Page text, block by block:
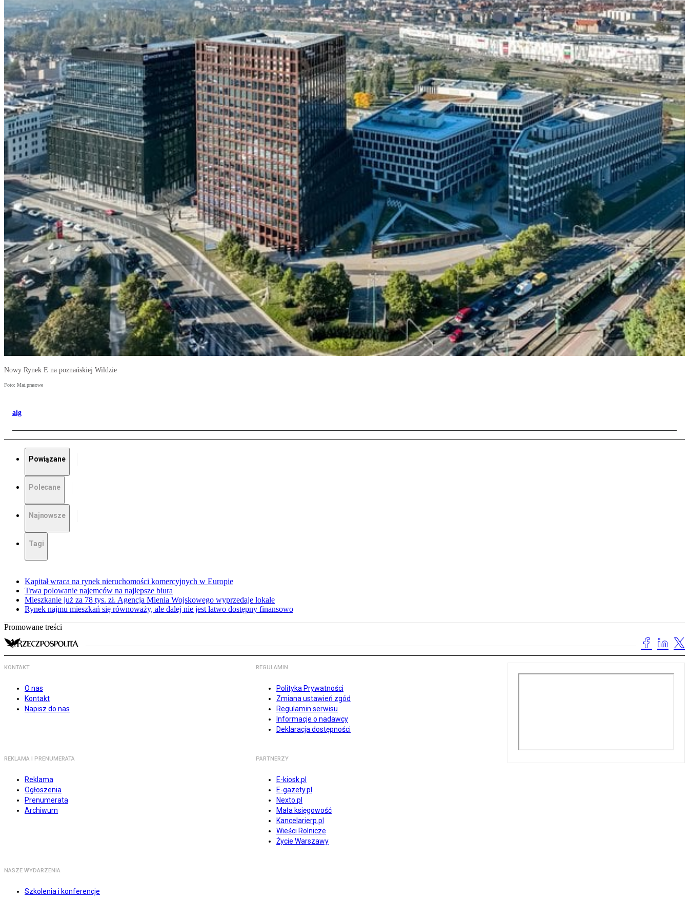
Nowy Rynek E na poznańskiej Wildzie
Foto: Mat.prasowe
aig
Powiązane
Polecane
Najnowsze
Tagi
Kapitał wraca na rynek nieruchomości komercyjnych w Europie
Trwa polowanie najemców na najlepsze biura
Mieszkanie już za 78 tys. zł. Agencja Mienia Wojskowego wyprzedaje lokale
Rynek najmu mieszkań się równoważy, ale dalej nie jest łatwo dostępny finansowo
Promowane treści
KONTAKT
O nas
Kontakt
Napisz do nas
REGULAMIN
Polityka Prywatności
Zmiana ustawień zgód
Regulamin serwisu
Informacje o nadawcy
Deklaracja dostępności
REKLAMA I PRENUMERATA
Reklama
Ogłoszenia
Prenumerata
Archiwum
PARTNERZY
E-kiosk.pl
E-gazety.pl
Nexto.pl
Mała księgowość
Kancelarierp.pl
Wieści Rolnicze
Życie Warszawy
NASZE WYDARZENIA
Szkolenia i konferencje